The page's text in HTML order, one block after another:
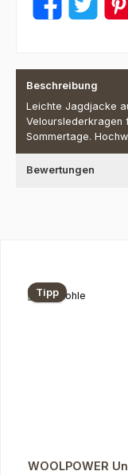
Beschreibung
Leichte Jagdjacke
Velourslederkragen
Sommertage.
Bewertungen
Tipp
WOOLPOWER